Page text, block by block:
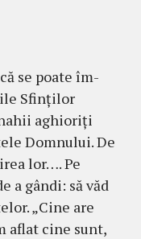
se poate îm­
Sfinţilor
aghioriţi
Domnului. De
lor…. Pe
a gândi: să văd
„Cine are
aflat cine sunt,